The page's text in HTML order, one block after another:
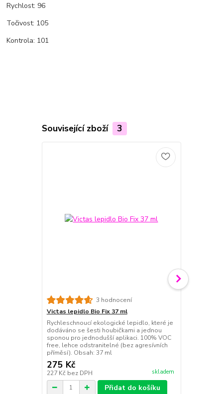
Rychlost: 96
Točivost: 105
Kontrola: 101
Související zboží 3
3 hodnocení
Victas lepidlo Bio Fix 37 ml
Rychleschnoucí ekologické lepidlo, které je
dodáváno se šesti houbičkami a jednou
sponou pro jednodušší aplikaci. 100% VOC
free, lehce odstranitelné (bez agresívních
příměsí). Obsah: 37 ml
275 Kč
227 Kč bez DPH skladem
Přidat do košíku